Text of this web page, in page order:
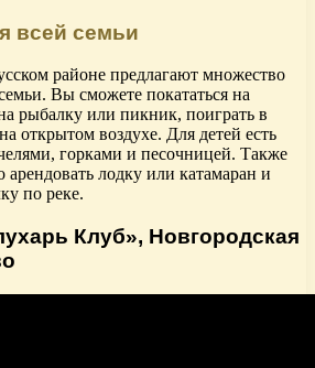
всей семьи
районе предлагают множество
Вы сможете покататься на
рыбалку или пикник, поиграть в
открытом воздухе. Для детей есть
горками и песочницей. Также
лодку или катамаран и
по реке.
Клуб», Новгородская